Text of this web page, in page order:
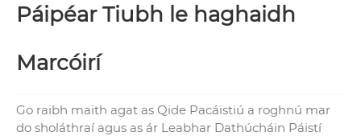
Páipéar Tiubh le haghaidh
Marcóirí
Go raibh maith agat as Qide Pacáistiú a roghnú mar
do sholáthraí agus as ár Leabhar Dathúcháin Páistí